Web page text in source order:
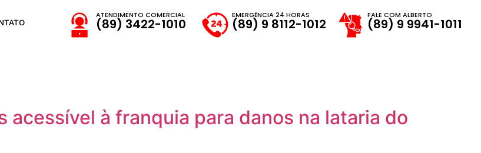
ATENDIMENTO COMERCIAL
(89) 3422-1010
EMERGÊNCIA 24 HORAS
(89) 9 8112-1012
FALE COM ALBERTO
(89) 9 9941-1011
acessível à franquia para danos na lataria do